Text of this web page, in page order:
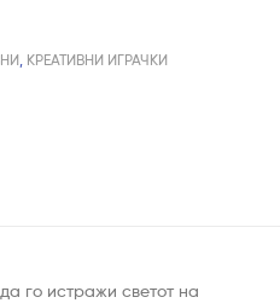
, КРЕАТИВНИ ИГРАЧКИ
го истражи светот на